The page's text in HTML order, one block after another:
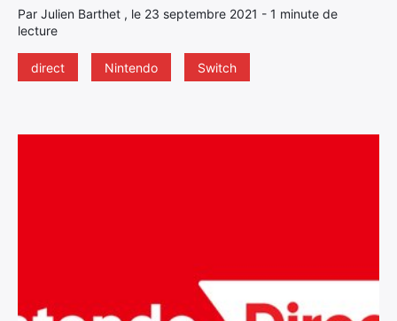
Par Julien Barthet , le 23 septembre 2021 - 1 minute de
lecture
direct Nintendo Switch